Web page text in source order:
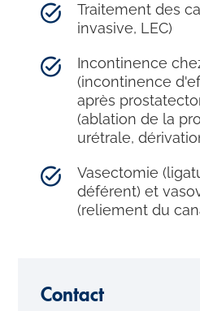
Traitement des
invasive, LEC)
Incontinence
(incontinence
après
(ablation de la
urétrale,
Vasectomie
déférent) et
(reliement du
Contact